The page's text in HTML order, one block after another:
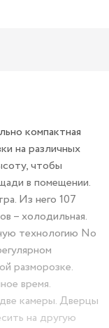
компактная
на различных
чтобы
в помещении.
Из него 107
– холодильная.
технологию No
разморозке.
время.
камеры. Дверцы
на другую